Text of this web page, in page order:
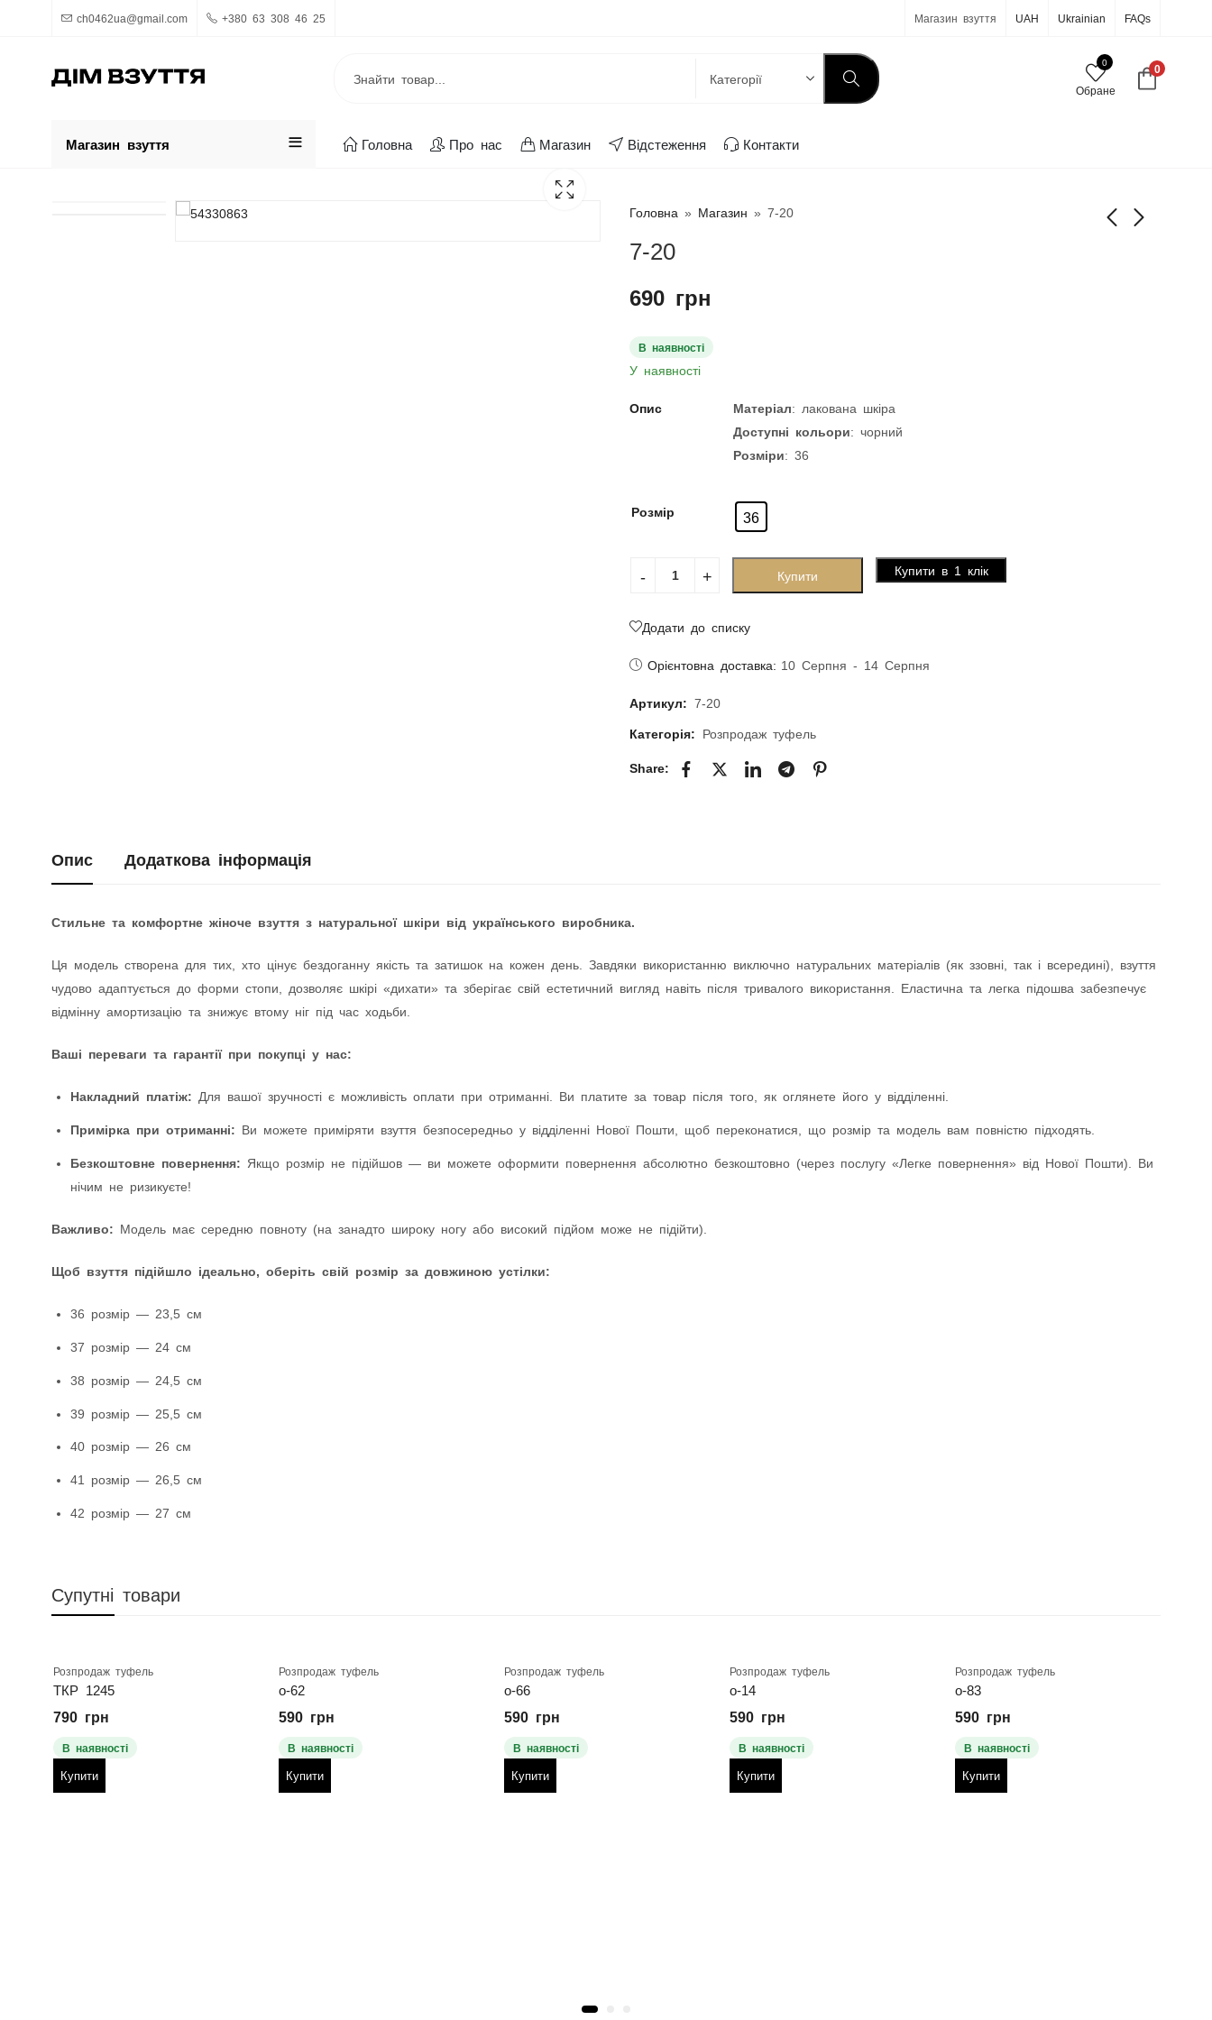
ch0462ua@gmail.com +380 63 308 46 25 Магазин взуття UAH Ukrainian FAQs
0
Обране
0
Магазин взуття Головна Про нас Магазин Відстеження Контакти
Головна » Магазин » 7-20
7-20
690 грн
В наявності
У наявності
Опис Матеріал: лакована шкіра
Доступні кольори: чорний
Розміри: 36
Розмір 36
Купити Купити в 1 клік
Додати до списку
Орієнтовна доставка: 10 Серпня - 14 Серпня
Артикул: 7-20
Категорія: Розпродаж туфель
Share:
Опис Додаткова інформація
Стильне та комфортне жіноче взуття з натуральної шкіри від українського виробника.
Ця модель створена для тих, хто цінує бездоганну якість та затишок на кожен день. Завдяки використанню виключно натуральних матеріалів (як ззовні, так і всередині), взуття
чудово адаптується до форми стопи, дозволяє шкірі «дихати» та зберігає свій естетичний вигляд навіть після тривалого використання. Еластична та легка підошва забезпечує
відмінну амортизацію та знижує втому ніг під час ходьби.
Ваші переваги та гарантії при покупці у нас:
Накладний платіж: Для вашої зручності є можливість оплати при отриманні. Ви платите за товар після того, як оглянете його у відділенні.
Примірка при отриманні: Ви можете приміряти взуття безпосередньо у відділенні Нової Пошти, щоб переконатися, що розмір та модель вам повністю підходять.
Безкоштовне повернення: Якщо розмір не підійшов — ви можете оформити повернення абсолютно безкоштовно (через послугу «Легке повернення» від Нової Пошти). Ви
нічим не ризикуєте!
Важливо: Модель має середню повноту (на занадто широку ногу або високий підйом може не підійти).
Щоб взуття підійшло ідеально, оберіть свій розмір за довжиною устілки:
36 розмір — 23,5 см
37 розмір — 24 см
38 розмір — 24,5 см
39 розмір — 25,5 см
40 розмір — 26 см
41 розмір — 26,5 см
42 розмір — 27 см
Супутні товари
Розпродаж туфель
ТКР 1245
790 грн
В наявності
Купити
Розпродаж туфель
о-62
590 грн
В наявності
Купити
Розпродаж туфель
о-66
590 грн
В наявності
Купити
Розпродаж туфель
о-14
590 грн
В наявності
Купити
Розпродаж туфель
о-83
590 грн
В наявності
Купити